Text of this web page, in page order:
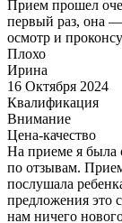
Прием прошел
первый раз, она
осмотр и
Плохо
Ирина
16 Октября 2024
Квалификация
Внимание
Цена-качество
На приеме я была
по отзывам.
послушала
предложения это
нам ничего